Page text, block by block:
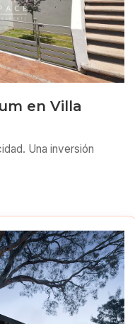
en Villa
Una inversión